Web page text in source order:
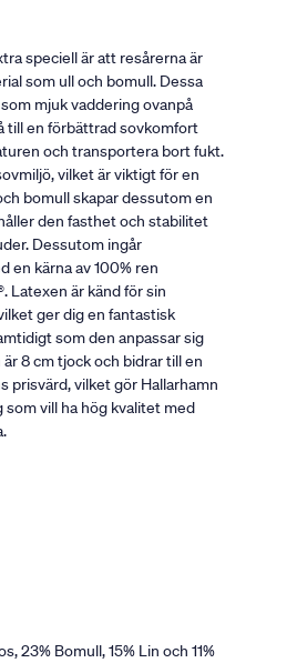
speciell är att resårerna är
som ull och bomull. Dessa
mjuk vaddering ovanpå
till en förbättrad sovkomfort
och transportera bort fukt.
vilket är viktigt för en
bomull skapar dessutom en
den fasthet och stabilitet
Dessutom ingår
en kärna av 100% ren
Latexen är känd för sin
ger dig en fantastisk
som den anpassar sig
8 cm tjock och bidrar till en
prisvärd, vilket gör Hallarhamn
vill ha hög kvalitet med
23% Bomull, 15% Lin och 11%